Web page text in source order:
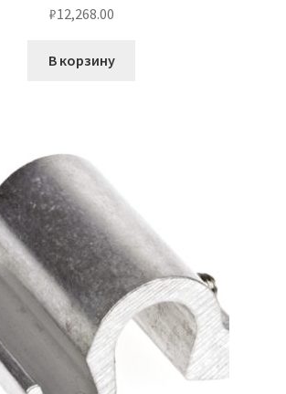
₽12,268.00
В корзину